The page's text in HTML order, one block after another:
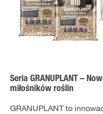
Seria GRANUPLANT –
miłośników roślin
GRANUPLANT to